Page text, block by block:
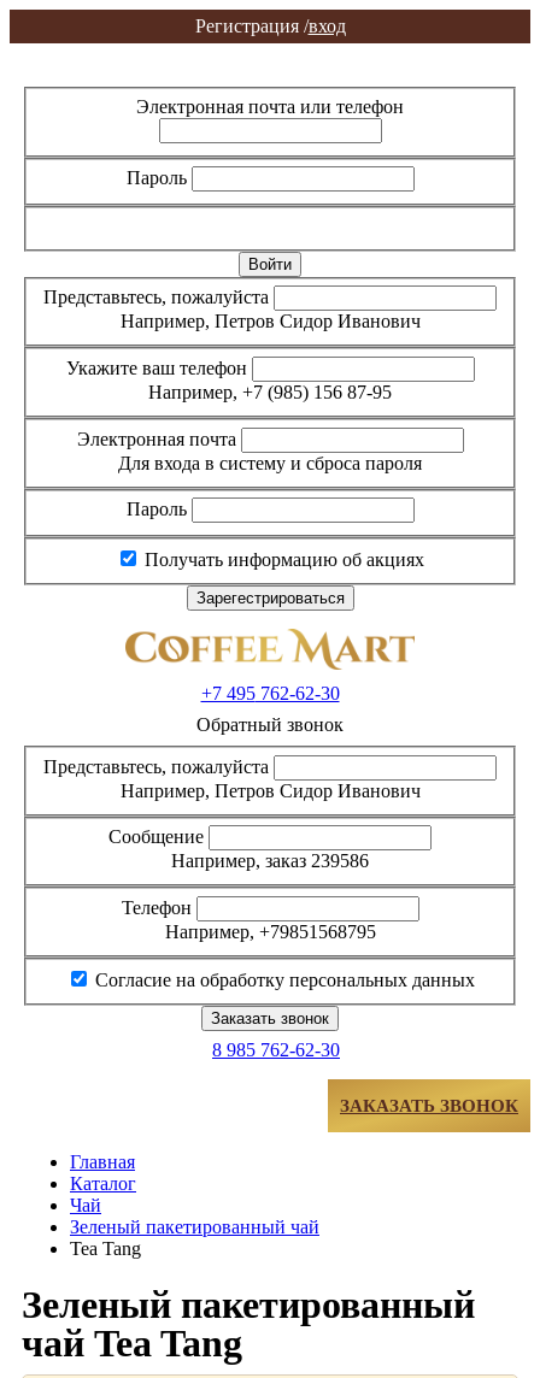
Регистрация /вход
Электронная почта или телефон
Пароль
Представьтесь, пожалуйста
Например, Петров Сидор Иванович
Укажите ваш телефон
Например, +7 (985) 156 87-95
Электронная почта
Для входа в систему и сброса пароля
Пароль
Получать информацию об акциях
+7 495762-62-30
Обратный звонок
Представьтесь, пожалуйста
Например, Петров Сидор Иванович
Сообщение
Например, заказ 239586
Телефон
Например, +79851568795
Согласие на обработку персональных данных
8 985 762-62-30
ЗАКАЗАТЬ ЗВОНОК
Главная
Каталог
Чай
Зеленый пакетированный чай
Tea Tang
Зеленый пакетированный
чай Tea Tang